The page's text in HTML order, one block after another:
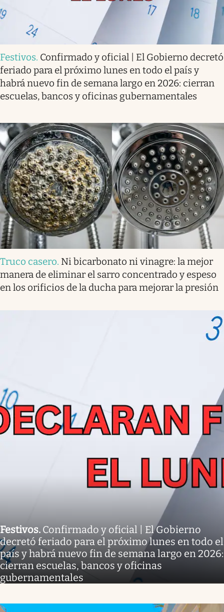
Festivos. Confirmado y oficial | El Gobierno decretó
feriado para el próximo lunes en todo el país y
habrá nuevo fin de semana largo en 2026: cierran
escuelas, bancos y oficinas gubernamentales
Truco casero. Ni bicarbonato ni vinagre: la mejor
manera de eliminar el sarro concentrado y espeso
en los orificios de la ducha para mejorar la presión
Festivos. Confirmado y oficial | El Gobierno
decretó feriado para el próximo lunes en todo el
país y habrá nuevo fin de semana largo en 2026:
cierran escuelas, bancos y oficinas
gubernamentales